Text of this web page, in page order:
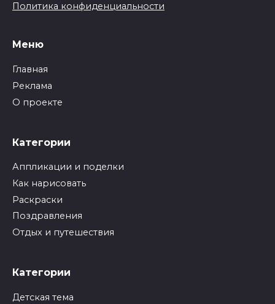
Политика конфиденциальности
Меню
Главная
Реклама
О проекте
Категории
Аппликации и поделки
Как нарисовать
Раскраски
Поздравления
Отдых и путешествия
Категории
Детская тема